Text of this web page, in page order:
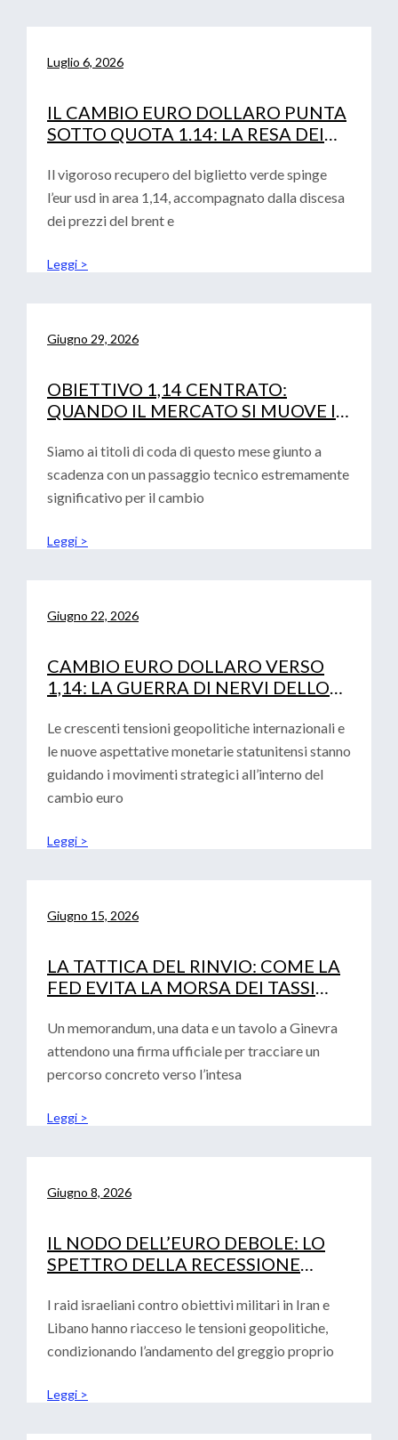
Luglio 6, 2026
IL CAMBIO EURO DOLLARO PUNTA
SOTTO QUOTA 1.14: LA RESA DEI
CURVA IRS
Il vigoroso recupero del biglietto verde spinge
l’eur usd in area 1,14, accompagnato dalla discesa
dei prezzi del brent e
Leggi >
Giugno 29, 2026
OBIETTIVO 1,14 CENTRATO:
QUANDO IL MERCATO SI MUOVE IN
Siamo ai titoli di coda di questo mese giunto a
scadenza con un passaggio tecnico estremamente
significativo per il cambio
Leggi >
Giugno 22, 2026
CAMBIO EURO DOLLARO VERSO
1,14: LA GUERRA DI NERVI DELLO
Le crescenti tensioni geopolitiche internazionali e
le nuove aspettative monetarie statunitensi stanno
guidando i movimenti strategici all’interno del
cambio euro
Leggi >
Giugno 15, 2026
LA TATTICA DEL RINVIO: COME LA
FED EVITA LA MORSA DEI TASSI
Un memorandum, una data e un tavolo a Ginevra
attendono una firma ufficiale per tracciare un
percorso concreto verso l’intesa
Leggi >
Giugno 8, 2026
IL NODO DELL’EURO DEBOLE: LO
SPETTRO DELLA RECESSIONE
DI INTERESSE BCE
I raid israeliani contro obiettivi militari in Iran e
Libano hanno riacceso le tensioni geopolitiche,
condizionando l’andamento del greggio proprio
Leggi >